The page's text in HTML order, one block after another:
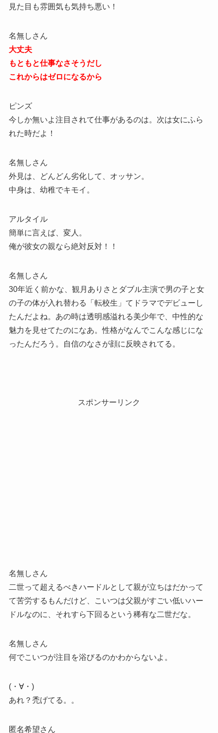
見た目も雰囲気も気持ち悪い！
名無しさん
大丈夫
もともと仕事なさそうだし
これからはゼロになるから
ピンズ
今しか無いよ注目されて仕事があるのは。次は女にふら
れた時だよ！
名無しさん
外見は、どんどん劣化して、オッサン。
中身は、幼稚でキモイ。
アルタイル
簡単に言えば、変人。
俺が彼女の親なら絶対反対！！
名無しさん
30年近く前かな、観月ありさとダブル主演で男の子と女
の子の体が入れ替わる「転校生」てドラマでデビューし
たんだよね。あの時は透明感溢れる美少年で、中性的な
魅力を見せてたのになあ。性格がなんでこんな感じにな
ったんだろう。自信のなさが顔に反映されてる。
スポンサーリンク
名無しさん
二世って超えるべきハードルとして親が立ちはだかって
て苦労するもんだけど、こいつは父親がすごい低いハー
ドルなのに、それすら下回るという稀有な二世だな。
名無しさん
何でこいつが注目を浴びるのかわからないよ。
(・∀・)
あれ？禿げてる。。
匿名希望さん